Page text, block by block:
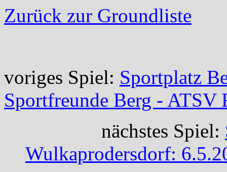
Zurück zur Groundliste
voriges Spiel: Sportplatz
Sportfreunde Berg - ATSV
nächstes Spiel:
Wulkaprodersdorf: